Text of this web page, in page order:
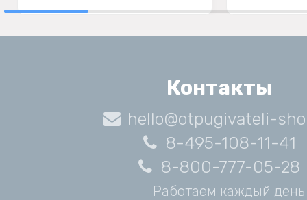
Контакты
hello@otpugivateli-
8-495-108-11-41
8-800-777-05-28
Работаем каждый день